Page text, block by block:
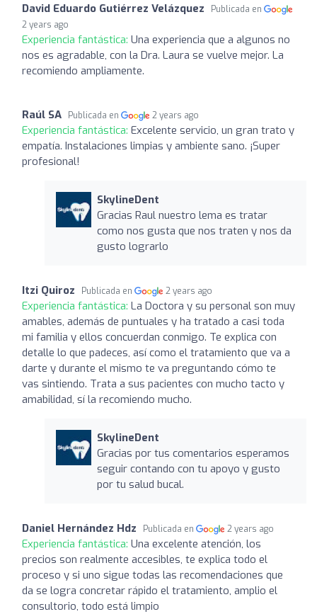
David Eduardo Gutiérrez Velázquez
Publicada en
2 years ago
Experiencia fantástica: Una experiencia que a algunos no
nos es agradable, con la Dra. Laura se vuelve mejor. La
recomiendo ampliamente.
Raúl SA Publicada en 2 years ago
Experiencia fantástica: Excelente servicio, un gran trato y
empatía. Instalaciones limpias y ambiente sano. ¡Super
profesional!
SkylineDent
Gracias Raul nuestro lema es tratar
como nos gusta que nos traten y nos da
gusto lograrlo
Itzi Quiroz Publicada en 2 years ago
Experiencia fantástica: La Doctora y su personal son muy
amables, además de puntuales y ha tratado a casi toda
mi familia y ellos concuerdan conmigo. Te explica con
detalle lo que padeces, así como el tratamiento que va a
darte y durante el mismo te va preguntando cómo te
vas sintiendo. Trata a sus pacientes con mucho tacto y
amabilidad, sí la recomiendo mucho.
SkylineDent
Gracias por tus comentarios esperamos
seguir contando con tu apoyo y gusto
por tu salud bucal.
Daniel Hernández Hdz Publicada en 2 years ago
Experiencia fantástica: Una excelente atención, los
precios son realmente accesibles, te explica todo el
proceso y si uno sigue todas las recomendaciones que
da se logra concretar rápido el tratamiento, amplio el
consultorio, todo está limpio